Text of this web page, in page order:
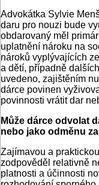
Advokátka Sylvie
daru pro nouzi bude
obdarovaný měl
uplatnění nároku na
nároků vyplývajících
a dětí, případně
uvedeno, zajištěním
dárce povinen
povinnosti vrátit dar
Může dárce odvolat
nebo jako odměnu
Zajímavou a
zodpověděl relativně
platnosti a účinnosti